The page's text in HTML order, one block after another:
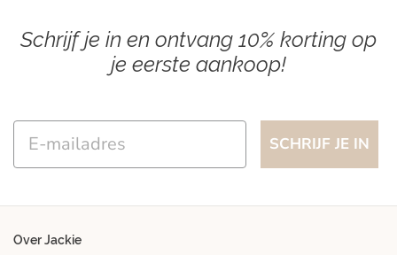
Schrijf je in en ontvang 10% korting op
je eerste aankoop!
Email
SCHRIJF JE IN
Over Jackie